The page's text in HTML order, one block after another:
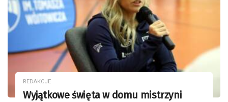
REDAKCJE
Wyjątkowe święta w domu mistrzyni